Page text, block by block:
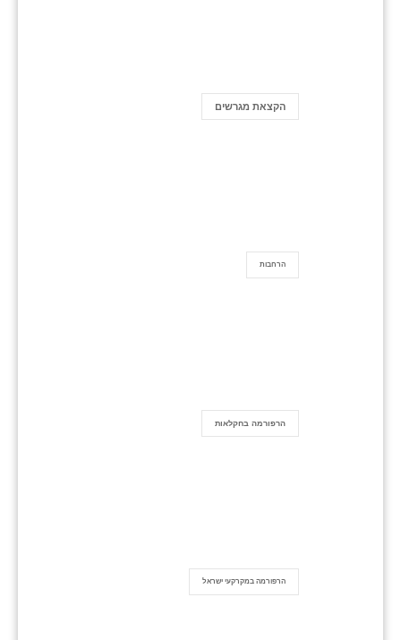
הקצאת מגרשים
הרחבות
הרפורמה בחקלאות
הרפורמה במקרקעי ישראל